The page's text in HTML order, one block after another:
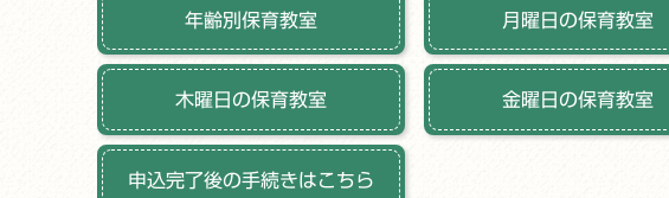
年齢別保育教室 月曜日の保育教室
木曜日の保育教室 金曜日の保育教室
申込完了後の手続きはこちら